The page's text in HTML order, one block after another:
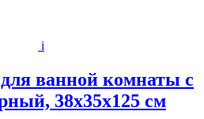
i
ванной комнаты с
38х35х125 см